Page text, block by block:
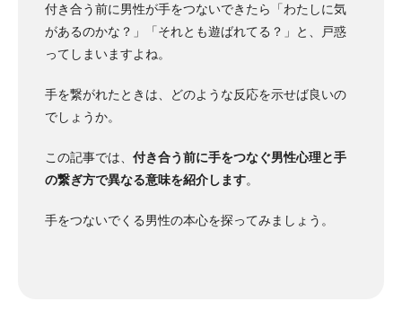
付き合う前に男性が手をつないできたら「わたしに気
があるのかな？」「それとも遊ばれてる？」と、戸惑
ってしまいますよね。
手を繋がれたときは、どのような反応を示せば良いの
でしょうか。
この記事では、 付き合う前に手をつなぐ男性心理と手
の繋ぎ方で異なる意味を紹介します。
手をつないでくる男性の本心を探ってみましょう。